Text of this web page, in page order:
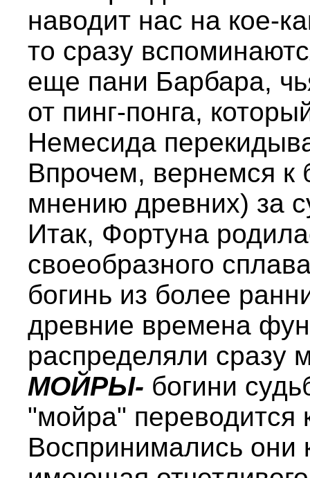
наводит нас на кое-
то сразу
еще пани Барбара,
от пинг-понга,
Немесида
Впрочем, вернемся к
мнению древних) за
Итак, Фортуна
своеобразного
богинь из более
древние времена
распределяли сразу
МОЙРЫ- богини
"мойра" переводится
Воспринимались они